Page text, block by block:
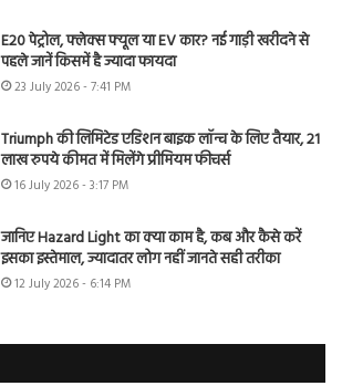
E20 पेट्रोल, फ्लेक्स फ्यूल या EV कार? नई गाड़ी खरीदने से
पहले जानें किसमें है ज्यादा फायदा
23 July 2026 - 7:41 PM
Triumph की लिमिटेड एडिशन बाइक लॉन्च के लिए तैयार, 21
लाख रुपये कीमत में मिलेंगे प्रीमियम फीचर्स
16 July 2026 - 3:17 PM
जानिए Hazard Light का क्या काम है, कब और कैसे करें
इसका इस्तेमाल, ज्यादातर लोग नहीं जानते सही तरीका
12 July 2026 - 6:14 PM